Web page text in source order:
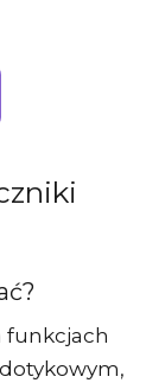
funkcjach